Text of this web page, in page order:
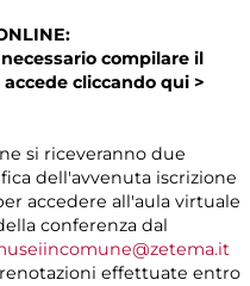
compilare il
cliccando qui >
si riceveranno due
dell'avvenuta iscrizione
accedere all'aula virtuale
conferenza dal
effettuate entro